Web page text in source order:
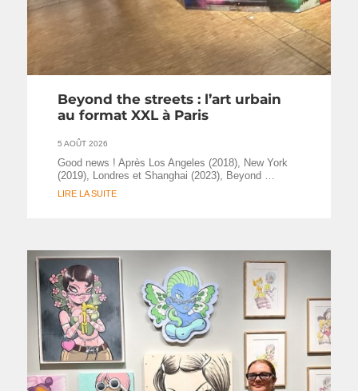
Beyond the streets : l’art urbain
au format XXL à Paris
5 AOÛT 2026
Good news ! Après Los Angeles (2018), New York
(2019), Londres et Shanghai (2023), Beyond …
LIRE LA SUITE